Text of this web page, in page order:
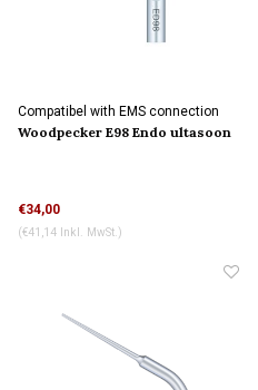
Compatibel with EMS connection
Woodpecker E98 Endo ultasoon
€34,00
(€41,14 Inkl. MwSt.)